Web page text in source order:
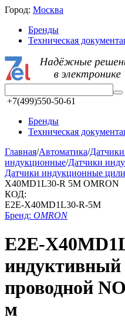
Город: Москва
Бренды
Техническая
+7(499)550-50-61
Бренды
Техническая
Главная/Автоматика/Датчики
индукционные/Датчики
Датчики индукционные
X40MD1L30-R 5M OMRON
КОД:
E2E-X40MD1L30-R-5M
Бренд: OMRON
E2E-
индуктивный
проводной
м